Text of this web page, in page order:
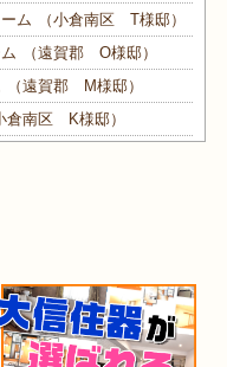
ム
（小倉南区 T様邸）
（遠賀郡 O様邸）
（遠賀郡 M様邸）
倉南区 K様邸）
（小倉北区 I様邸）
ーム （小倉北区 S様邸）